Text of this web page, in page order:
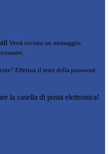
Verrà inviato un messaggio
Effettua il reset della password
la casella di posta elettronica!